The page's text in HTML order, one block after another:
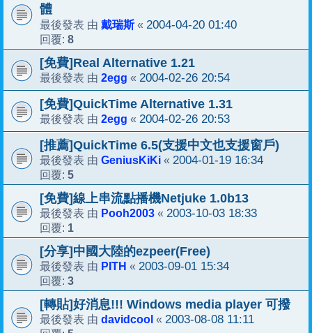
體
最後發表 由 戴瑞斯« 2004-04-20 01:40
回覆: 8
[免費]Real Alternative 1.21
最後發表 由 2egg « 2004-02-26 20:54
[免費]QuickTime Alternative 1.31
最後發表 由 2egg « 2004-02-26 20:53
[推薦]QuickTime 6.5(支援中文也支援窗戶)
最後發表 由 GeniusKiKi « 2004-01-19 16:34
回覆: 5
[免費]線上串流點播機Netjuke 1.0b13
最後發表 由 Pooh2003 « 2003-10-03 18:33
回覆: 1
[分享]中國大陸的ezpeer(Free)
最後發表 由 PITH « 2003-09-01 15:34
回覆: 3
[轉貼]好消息!!! Windows media player 可撥
最後發表 由 davidcool « 2003-08-08 11:11